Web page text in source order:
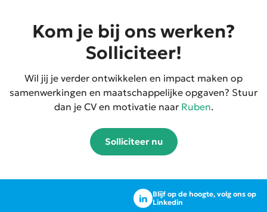
Kom je bij ons werken?
Solliciteer!
Wil jij je verder ontwikkelen en impact maken op
samenwerkingen en maatschappelijke opgaven? Stuur
dan je CV en motivatie naar Ruben.
Solliciteer nu
Blijf op de hoogte, volg ons op
Linkedin